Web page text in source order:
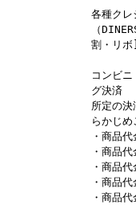
各種クレ
（
割・リ
コンビ
グ決済
所定の決
らかじめ
・商品
・商品
・商品
・商品
・商品